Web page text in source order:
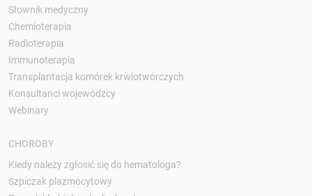
Słownik medyczny
Chemioterapia
Radioterapia
Immunoterapia
Transplantacja komórek krwiotwórczych
Konsultanci wojewódzcy
Webinary
CHOROBY
Kiedy należy zgłosić się do hematologa?
Szpiczak plazmocytowy